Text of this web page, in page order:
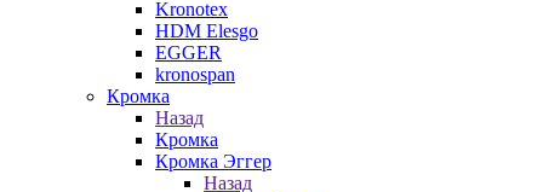
Kronotex
HDM Elesgo
EGGER
kronospan
Кромка
Назад
Кромка
Кромка Эггер
Назад